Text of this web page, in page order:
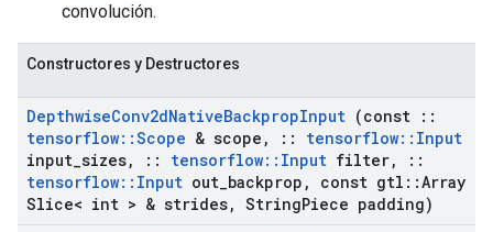
convolución.
Constructores y Destructores
DepthwiseConv2dNativeBackpropInput (const ::
tensorflow::Scope & scope , :: tensorflow:: Input
input sizes, :: tensorflow:: Input filter,
::
tensorflow:: Input out backprop , const gtl ::Array
Slice< int > & strides, StringPiece padding)